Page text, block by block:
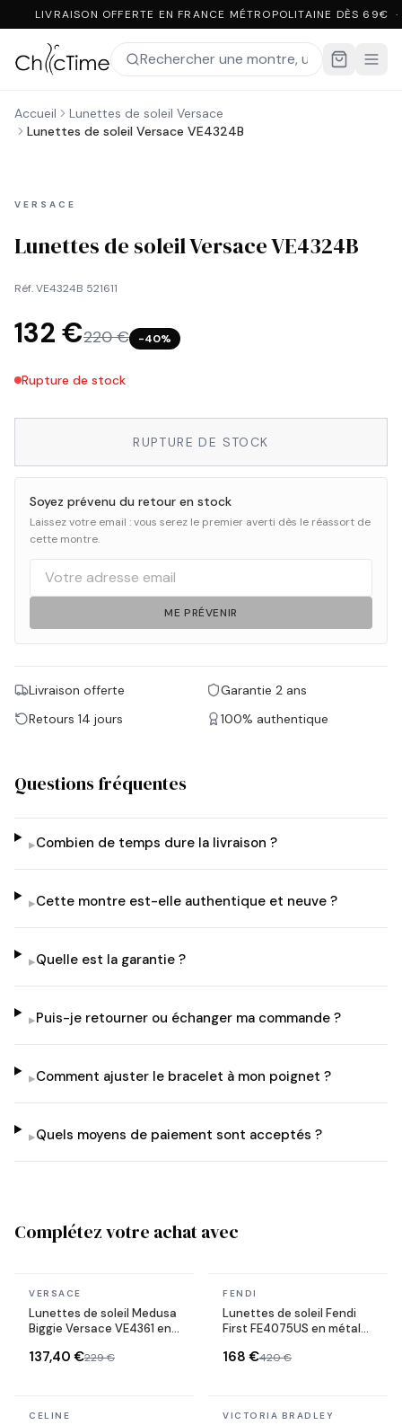
LIVRAISON OFFERTE EN FRANCE MÉTROPOLITAINE DÈS 69€
Accueil
Lunettes de soleil Versace
Lunettes de soleil Versace VE4324B
VERSACE
Lunettes de soleil Versace VE4324B
Réf.VE4324B 521611
132 €220 € −40%
Rupture de stock
RUPTURE DE STOCK
Soyez prévenu du retour en stock
Laissez votre email : vous serez le premier averti dès le réassort de
cette montre.
ME PRÉVENIR
Livraison offerte
Garantie 2 ans
Retours 14 jours
100% authentique
Questions fréquentes
▸Combien de temps dure la livraison ?
▸Cette montre est-elle authentique et neuve ?
▸Quelle est la garantie ?
▸Puis-je retourner ou échanger ma commande ?
▸Comment ajuster le bracelet à mon poignet ?
▸Quels moyens de paiement sont acceptés ?
Complétez votre achat avec
En stock
VERSACE
Lunettes de soleil Medusa
Biggie Versace VE4361 en
137,40 €229 €
En stock
FENDI
Lunettes de soleil Fendi
First FE4075US en métal
168 €420 €
En stock
CELINE En stock
VICTORIA BRADLEY